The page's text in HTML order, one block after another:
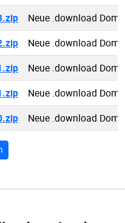
Neue .download
Neue .download
Neue .download
Neue .download
Neue .download